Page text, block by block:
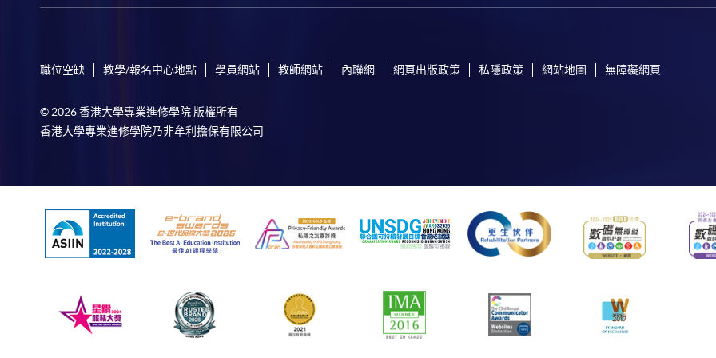
職位空缺 教學/報名中心地點 學員網站 教師網站 內聯網 網頁出版政策 私隱政策 網站地圖 無障礙網頁
© 2026 香港大學專業進修學院 版權所有
香港大學專業進修學院乃非牟利擔保有限公司